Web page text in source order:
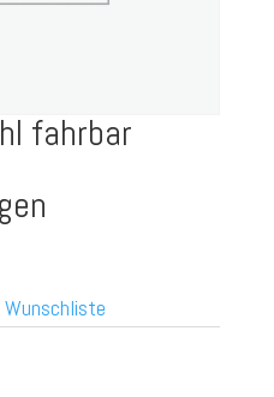
fahrbar
Wunschliste